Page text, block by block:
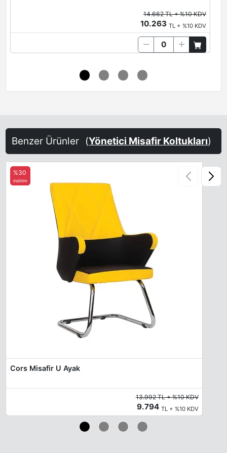
14.662 TL + %10 KDV
10.263 TL + %10 KDV
Benzer Ürünler (Yönetici Misafir Koltukları)
Cors Misafir U Ayak
%30
indirim
13.992 TL + %10 KDV
9.794 TL + %10 KDV